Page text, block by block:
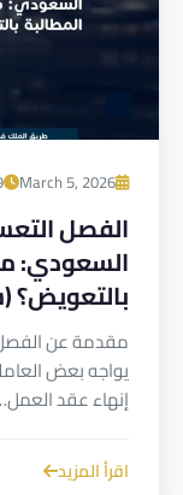
March 5, 2026
9
الفصل
السعودي:
بالتعويض؟
مقدمة عن
يواجه بعض
إنهاء عقد
اقرأ المزيد